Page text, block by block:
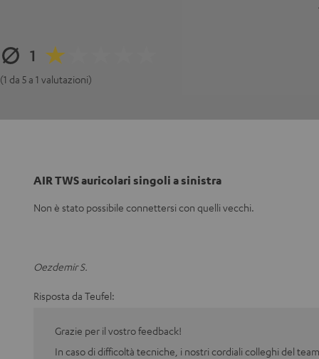
1
(1 da 5 a 1 valutazioni)
AIR TWS auricolari singoli a sinistra
Non è stato possibile connettersi con quelli vecchi.
Oezdemir S.
Risposta da Teufel:
Grazie per il vostro feedback!
In caso di difficoltà tecniche, i nostri cordiali colleghi del